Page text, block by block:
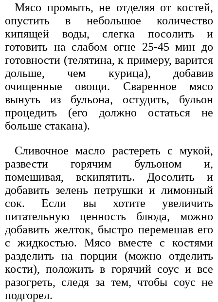
Мясо промыть, не отделяя от костей,
опустить в небольшое количество
кипящей воды, слегка посолить и
готовить на слабом огне 25-45 мин до
готовности (телятина, к примеру, варится
дольше, чем курица), добавив
очищенные овощи. Сваренное мясо
вынуть из бульона, остудить, бульон
процедить (его должно остаться не
больше стакана).
Сливочное масло растереть с мукой,
развести горячим бульоном и,
помешивая, вскипятить. Досолить и
добавить зелень петрушки и лимонный
сок. Если вы хотите увеличить
питательную ценность блюда, можно
добавить желток, быстро перемешав его
с жидкостью. Мясо вместе с костями
разделить на порции (можно отделить
кости), положить в горячий соус и все
разогреть, следя за тем, чтобы соус не
подгорел.